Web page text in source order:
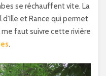
se réchauffent vite. La
et Rance qui permet
me faut suivre cette rivière
.